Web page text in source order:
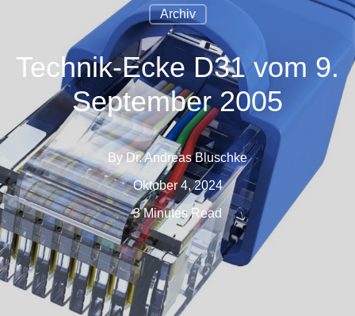
Archiv
Technik-Ecke D31 vom 9.
September 2005
By Dr. Andreas Bluschke
Oktober 4, 2024
3 Minutes Read